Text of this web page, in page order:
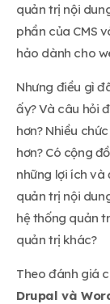
quản trị nội
phần của CMS
hảo dành cho
Nhưng điều gì
ấy? Và câu hỏi
hơn? Nhiều
hơn? Có cộng
những lợi ích và
quản trị nội
hệ thống quản
quản trị khác?
Theo đánh giá
Drupal và